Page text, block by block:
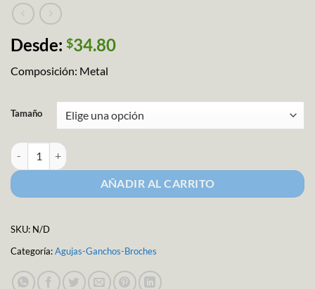
Desde: $34.80
Composición: Metal
Tamaño
Broche Presión Niquelado cantidad
AÑADIR AL CARRITO
SKU: N/D
Categoría:Agujas-Ganchos-Broches